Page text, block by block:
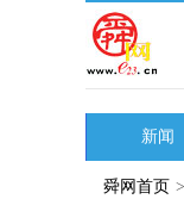
新闻
舜网首页 >